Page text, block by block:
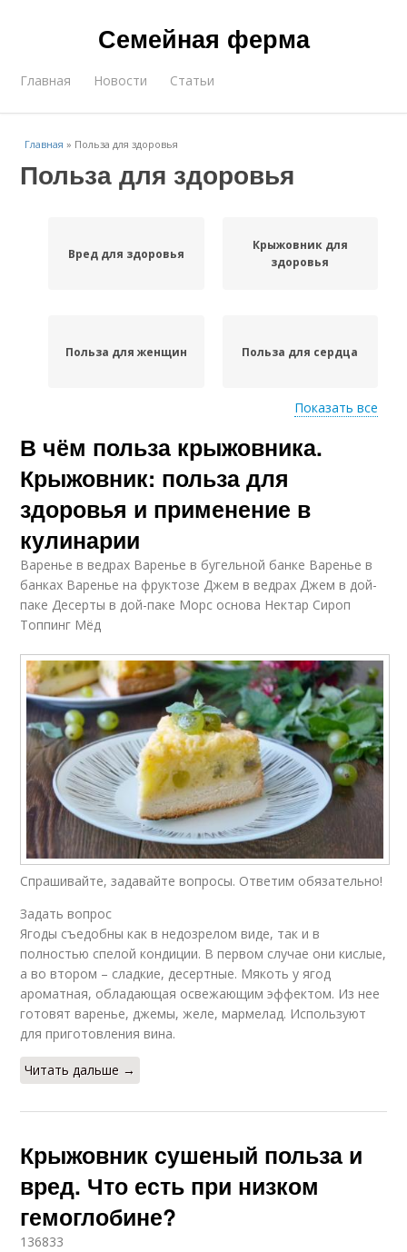
Семейная ферма
Главная Новости Статьи
Главная » Польза для здоровья
Польза для здоровья
Вред для здоровья
Крыжовник для
здоровья
Польза для женщин Польза для сердца
Стручковая польза
Настои для мужского
здоровья
Польза для мужчин
Крепкое здоровье
Природы для
женского здоровья
Преимущества для
здоровья
Черная польза
Лука для здоровья Польза для детей
Гранат для здоровья
Показать все
В чём польза крыжовника.
Крыжовник: польза для
здоровья и применение в
кулинарии
Варенье в ведрах Варенье в бугельной банке Варенье в
банках Варенье на фруктозе Джем в ведрах Джем в дой-
паке Десерты в дой-паке Морс основа Нектар Сироп
Топпинг Мёд
Спрашивайте, задавайте вопросы. Ответим обязательно!
Задать вопрос
Ягоды съедобны как в недозрелом виде, так и в
полностью спелой кондиции. В первом случае они кислые,
а во втором – сладкие, десертные. Мякоть у ягод
ароматная, обладающая освежающим эффектом. Из нее
готовят варенье, джемы, желе, мармелад. Используют
для приготовления вина.
Читать дальше →
Крыжовник сушеный польза и
вред. Что есть при низком
гемоглобине?
136833